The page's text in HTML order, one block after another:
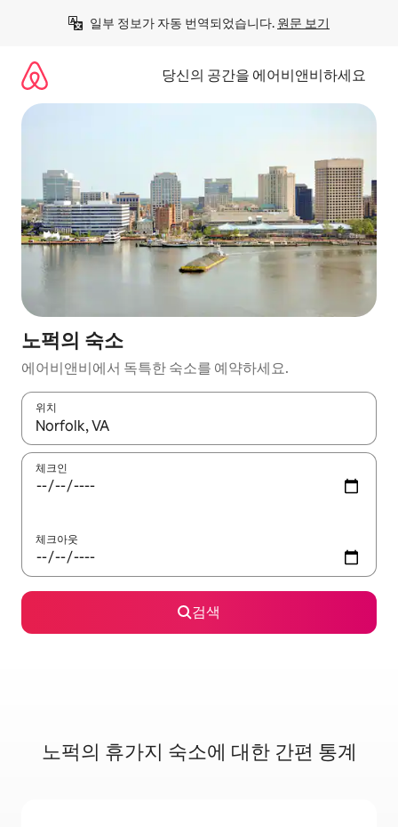
일부 정보가 자동 번역되었습니다. 원문 보기
당신의 공간을 에어비앤비하세요
노퍽의 숙소
에어비앤비에서 독특한 숙소를 예약하세요.
위치
결과가 나오면 위·아래 화살표 키를 사용하거나 터치 또는 스와이
체크인
체크아웃
검색
노퍽의 휴가지 숙소에 대한 간편 통계